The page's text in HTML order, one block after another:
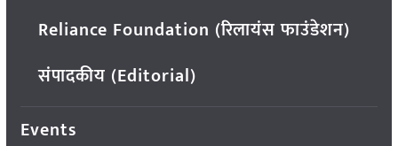
Reliance Foundation (रिलायंस फाउंडेशन)
संपादकीय (Editorial)
Events